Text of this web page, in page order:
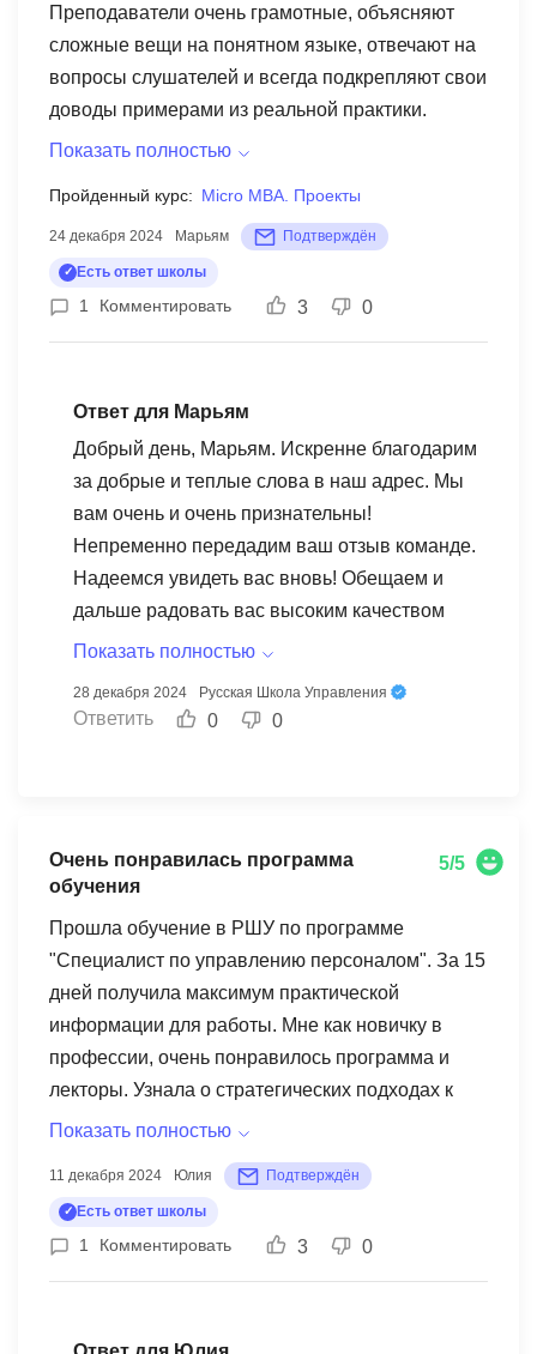
который наилучшим образом соответствовал
моим интересам и целям. В процессе обучения
я познакомилась с инструментами, которые
широко используются в современном
маркетинге, такими как анализ данных, создание
преподавателей и лекторов, а также обратная
связь в конце курса, позволили мне оценить
уровень своей квалификации и приобрести
новые навыки. Данная школа место, где можно
высоком уровне. Весь курс оставил у меня
положительное впечатление, и я с
удовольствием рекомендую его всем, кто
стремится к профессиональному росту в
области маркетинга.
Преподаватели очень грамотные, объясняют
сложные вещи на понятном языке, отвечают на
вопросы слушателей и всегда подкрепляют свои
доводы примерами из реальной практики.
Понравились также аудитории, располагают к
обучения получила достаточного много
информации, которую требуется "переварить".
Могу рекомендовать данное учебное заведение
Показать полностью
Пройденный курс: Micro MBA. Проекты
24 декабря 2024 Марьям Подтверждён
Есть ответ школы
1 Комментировать 3 0
Ответ для Марьям
Добрый день, Марьям. Искренне благодарим
за добрые и теплые слова в наш адрес. Мы
вам очень и очень признательны!
Непременно передадим ваш отзыв команде.
Надеемся увидеть вас вновь! Обещаем и
дальше радовать вас высоким качеством
обучения.
Показать полностью
28 декабря 2024 Русская Школа Управления
Ответить 0 0
Очень понравилась программа
обучения
5/5
Прошла обучение в РШУ по программе
"Специалист по управлению персоналом". За 15
дней получила максимум практической
информации для работы. Мне как новичку в
профессии, очень понравилось программа и
лекторы. Узнала о стратегических подходах к
управлению персоналом и передовых методах
рассматривались интересные кейсы и давались
ценные инструменты, а главное применимые в
практической деятельности.
Показать полностью
11 декабря 2024 Юлия Подтверждён
Есть ответ школы
1 Комментировать 3 0